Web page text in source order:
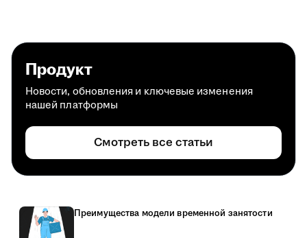
Продукт
Новости, обновления и ключевые изменения
нашей платформы
Смотреть все статьи
Преимущества модели временной занятости